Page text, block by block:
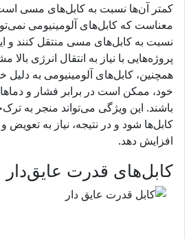
کمتر آن‌ها نسبت به کابل‌های مسی
معناست که کابل‌های آلومینیومی
نسبت به کابل‌های مسی منتقل کنند و
پروژه‌هایی با نیاز به انتقال انرژی
همچنین، کابل‌های آلومینیومی به
خود، ممکن است در برابر فشار و
باشند. این ویژگی می‌تواند منجر به
کابل‌ها شود و در نتیجه، نیاز به تعویض
افزایش دهد.
کابل‌های قدرت عایق‌دار